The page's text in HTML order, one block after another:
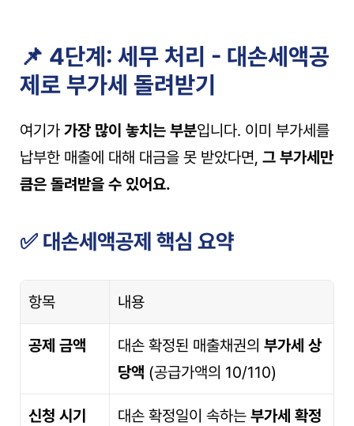
📌 4단계: 세무 처리 - 대손세액공
제로 부가세 돌려받기
여기가 가장 많이 놓치는 부분입니다. 이미 부가세를
납부한 매출에 대해 대금을 못 받았다면, 그 부가세만
큼은 돌려받을 수 있어요.
✅ 대손세액공제 핵심 요약
항목 내용
공제 금액 대손 확정된 매출채권의 부가세 상
당액 (공급가액의 10/110)
신청 시기 대손 확정일이 속하는 부가세 확정